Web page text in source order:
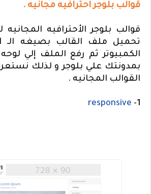
قوالب بلوجر احترافيه مجانيه .
قوالب بلوجر الأحترافيه المجانيه
الكمبيوتر ثم رفع الملف إلي
بمدونتك علي بلوجر و لذلك
القوالب المجانيه .
1-
responsive